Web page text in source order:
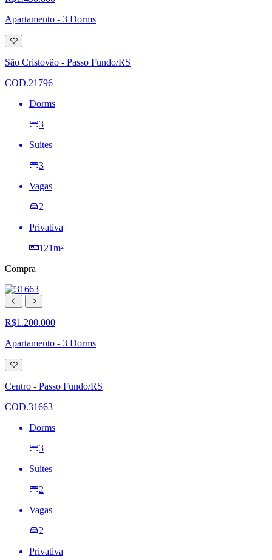
Apartamento - 3 Dorms
Adicionar
à
lista
de
São Cristovão - Passo Fundo/RS
COD.21796
Dorms
3
Suites
3
Vagas
2
Privativa
121m²
Compra
R$1.200.000
Apartamento - 3 Dorms
Adicionar
à
lista
de
Centro - Passo Fundo/RS
COD.31663
Dorms
3
Suites
2
Vagas
2
Privativa